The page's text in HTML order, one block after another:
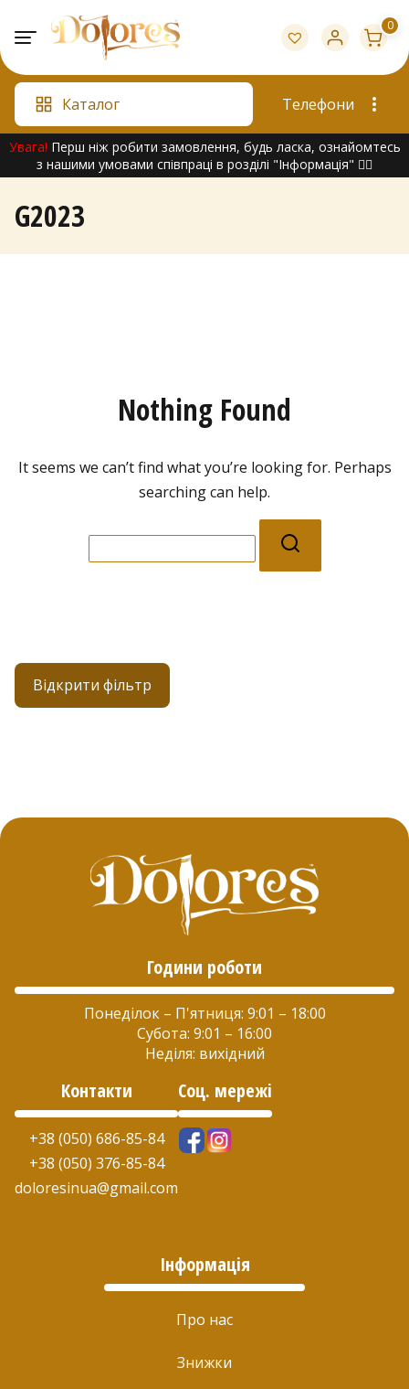
content
0
Каталог Телефони
Увага! Перш ніж робити замовлення, будь ласка, ознайомтесь
з нашими умовами співпраці в розділі "Інформація" 👇🏻
G2023
Nothing Found
It seems we can’t find what you’re looking for. Perhaps
searching can help.
for:
Відкрити фільтр
Години роботи
Понеділок – П'ятниця: 9:01 – 18:00
Субота: 9:01 – 16:00
Неділя: вихідний
Контакти
+38 (050) 686-85-84
+38 (050) 376-85-84
doloresinua@gmail.com
Соц. мережі
Інформація
Про нас
Знижки